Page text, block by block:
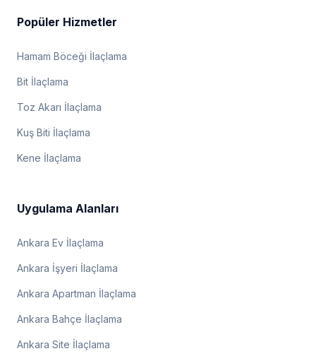
Popüler Hizmetler
Hamam Böceği İlaçlama
Bit İlaçlama
Toz Akarı İlaçlama
Kuş Biti İlaçlama
Kene İlaçlama
Uygulama Alanları
Ankara Ev İlaçlama
Ankara İşyeri İlaçlama
Ankara Apartman İlaçlama
Ankara Bahçe İlaçlama
Ankara Site İlaçlama